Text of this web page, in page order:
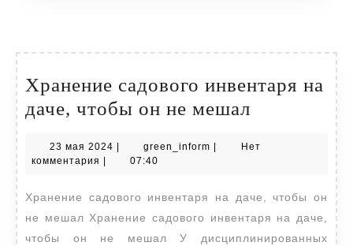
и
типы
конструкций
Хранение садового инвентаря на
даче, чтобы он не мешал Хранение
инвентаря
даче,
чтобы
23 мая 2024 23
мая
green_inform green_inform
Нет
комментария
07:40
Хранение садового инвентаря на даче, чтобы он
не мешал Хранение садового инвентаря на даче,
чтобы он не мешал У дисциплинированных